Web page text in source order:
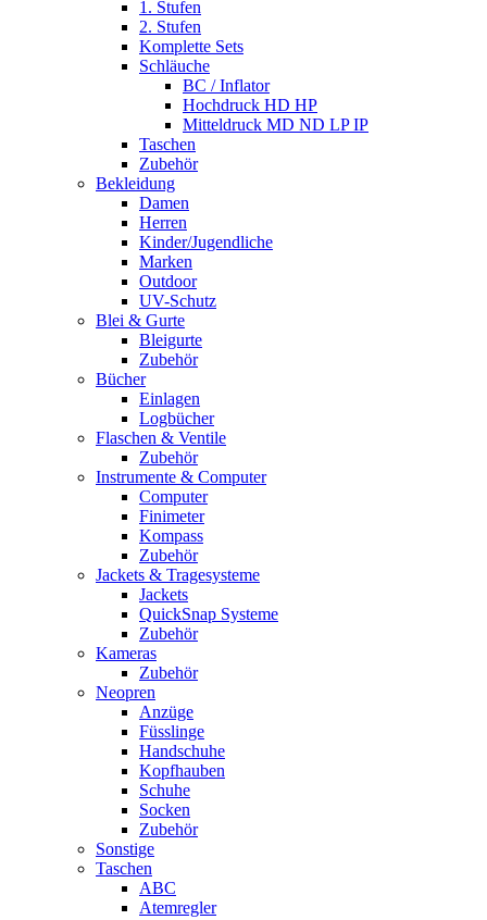
1. Stufen
2. Stufen
Komplette Sets
Schläuche
BC / Inflator
Hochdruck HD HP
Mitteldruck MD ND LP IP
Taschen
Zubehör
Bekleidung
Damen
Herren
Kinder/Jugendliche
Marken
Outdoor
UV-Schutz
Blei & Gurte
Bleigurte
Zubehör
Bücher
Einlagen
Logbücher
Flaschen & Ventile
Zubehör
Instrumente & Computer
Computer
Finimeter
Kompass
Zubehör
Jackets & Tragesysteme
Jackets
QuickSnap Systeme
Zubehör
Kameras
Zubehör
Neopren
Anzüge
Füsslinge
Handschuhe
Kopfhauben
Schuhe
Socken
Zubehör
Sonstige
Taschen
ABC
Atemregler